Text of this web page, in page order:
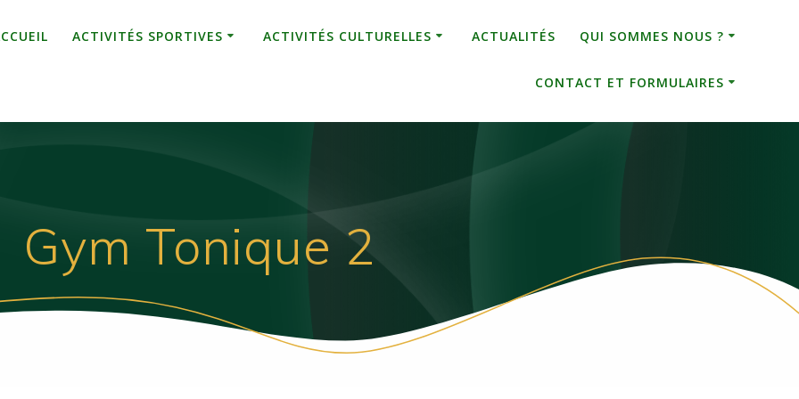
ACTIVITÉS SPORTIVES ACTIVITÉS CULTURELLES ACTUALITÉS QUI SOMMES NOUS ?
CONTACT ET FORMULAIRES
Gym Tonique 2